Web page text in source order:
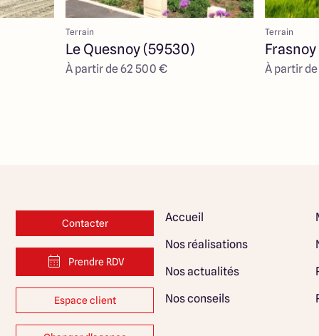
Terrain
Le Quesnoy (59530)
À partir de 62 500 €
Terrain
À partir
Contacter
Prendre RDV
Espace client
Accueil
Nos réalisations
Nos actualités
Nos conseils